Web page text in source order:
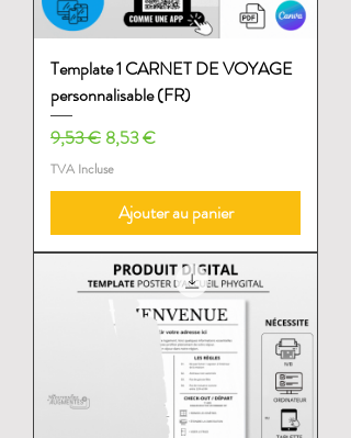
Template 1 CARNET DE VOYAGE
personnalisable (FR)
Prix original
9,53 € Prix promotionnel
8,53 €
TVA Incluse
Ajouter au panier